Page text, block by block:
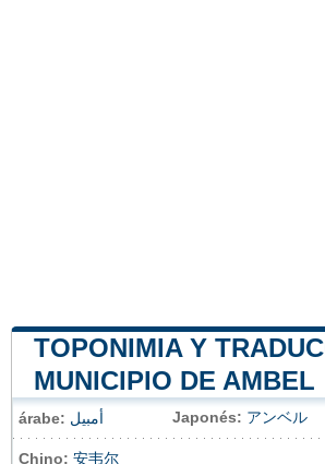
TOPONIMIA Y
MUNICIPIO DE AMBEL
árabe: أمبيل Japonés: アンベル
Chino: 安韦尔